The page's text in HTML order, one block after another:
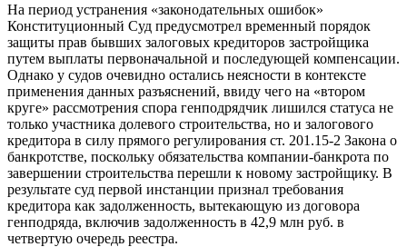
На период устранения «законодательных ошибок»
Конституционный Суд предусмотрел временный порядок
защиты прав бывших залоговых кредиторов застройщика
путем выплаты первоначальной и последующей компенсации.
Однако у судов очевидно остались неясности в контексте
применения данных разъяснений, ввиду чего на «втором
круге» рассмотрения спора генподрядчик лишился статуса не
только участника долевого строительства, но и залогового
кредитора в силу прямого регулирования ст. 201.15-2 Закона о
банкротстве, поскольку обязательства компании-банкрота по
завершении строительства перешли к новому застройщику. В
результате суд первой инстанции признал требования
кредитора как задолженность, вытекающую из договора
генподряда, включив задолженность в 42,9 млн руб. в
четвертую очередь реестра.